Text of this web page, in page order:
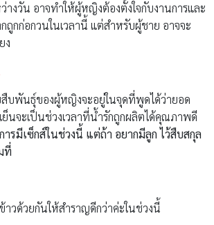
ว่างวัน อาจทำให้ผู้หญิงต้องตั้งใจกับงานการและ
ถูกก่อกวนในเวลานี้ แต่สำหรับผู้ชาย อาจจะ
ง
สืบพันธุ์ของผู้หญิงจะอยู่ในจุดที่พูดได้ว่ายอด
ย็นจะเป็นช่วงเวลาที่น้ำรักถูกผลิตได้คุณภาพดี
ารมีเซ็กส์ในช่วงนี้ แต่ถ้า อยากมีลูก ไว้สืบสกุล
ที่
วด้วยกันให้สำราญดีกว่าค่ะในช่วงนี้